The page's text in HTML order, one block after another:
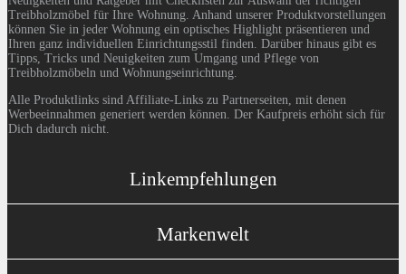
Treibholzmöbel für Ihre Wohnung. Anhand unserer Produktvorstellungen
können Sie in jeder Wohnung ein optisches Highlight präsentieren und
Ihren ganz individuellen Einrichtungsstil finden. Darüber hinaus gibt es
Tipps, Tricks und Neuigkeiten zum Umgang und Pflege von
Treibholzmöbeln und Wohnungseinrichtung.
Alle Produktlinks sind Affiliate-Links zu Partnerseiten, mit denen
Werbeeinnahmen generiert werden können. Der Kaufpreis erhöht sich für
Dich dadurch nicht.
Linkempfehlungen
Markenwelt